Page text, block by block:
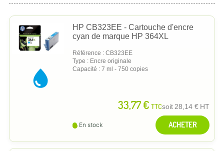
HP CB323EE - Cartouche d'encre
cyan de marque HP 364XL
Référence : CB323EE
Type : Encre originale
Capacité : 7 ml - 750 copies
33,77 € TTCsoit 28,14 € HT
En stock ACHETER